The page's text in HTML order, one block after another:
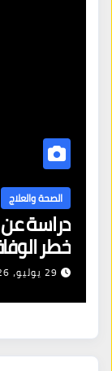
الصحة والعلاج
دراسة
خطر
29 يوليو، 2026